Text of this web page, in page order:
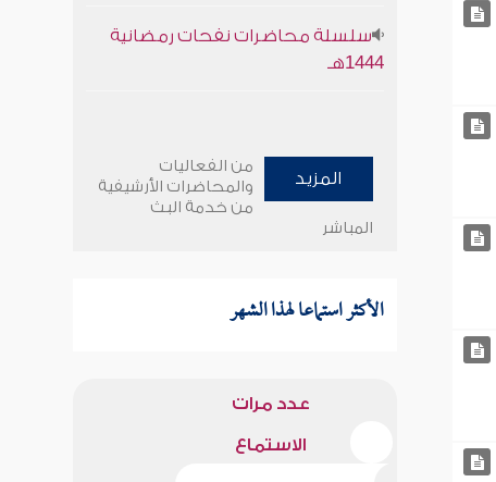
سلسلة محاضرات نفحات رمضانية
1444هـ
المزيد
من الفعاليات
والمحاضرات الأرشيفية
من خدمة البث
المباشر
الأكثر استماعا لهذا الشهر
عدد مرات
الاستماع